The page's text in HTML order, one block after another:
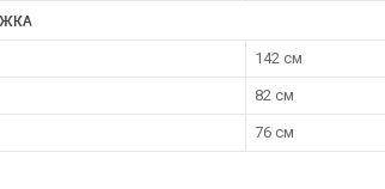
142 см
82 см
76 см